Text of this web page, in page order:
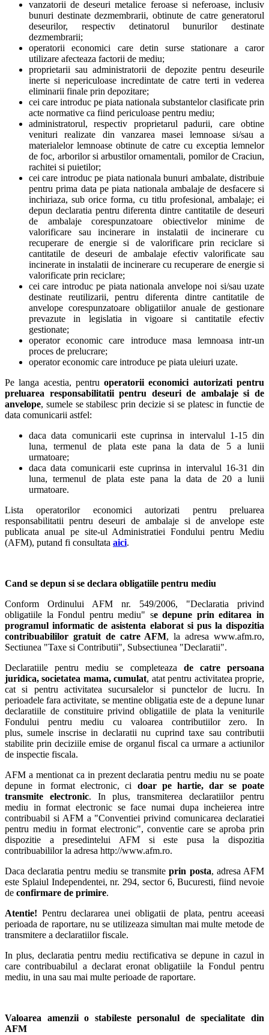
vanzatorii de deseuri metalice feroase si neferoase, inclusiv
bunuri destinate dezmembrarii, obtinute de catre generatorul
deseurilor, respectiv detinatorul bunurilor destinate
dezmembrarii;
operatorii economici care detin surse stationare a caror
utilizare afecteaza factorii de mediu;
proprietarii sau administratorii de depozite pentru deseurile
inerte si nepericuloase incredintate de catre terti in vederea
eliminarii finale prin depozitare;
cei care introduc pe piata nationala substantelor clasificate prin
acte normative ca fiind periculoase pentru mediu;
administratorul, respectiv proprietarul padurii, care obtine
venituri realizate din vanzarea masei lemnoase si/sau a
materialelor lemnoase obtinute de catre cu exceptia lemnelor
de foc, arborilor si arbustilor ornamentali, pomilor de Craciun,
rachitei si puietilor;
cei care introduc pe piata nationala bunuri ambalate, distribuie
pentru prima data pe piata nationala ambalaje de desfacere si
inchiriaza, sub orice forma, cu titlu profesional, ambalaje; ei
depun declaratia pentru diferenta dintre cantitatile de deseuri
de ambalaje corespunzatoare obiectivelor minime de
valorificare sau incinerare in instalatii de incinerare cu
recuperare de energie si de valorificare prin reciclare si
cantitatile de deseuri de ambalaje efectiv valorificate sau
incinerate in instalatii de incinerare cu recuperare de energie si
valorificate prin reciclare;
cei care introduc pe piata nationala anvelope noi si/sau uzate
destinate reutilizarii, pentru diferenta dintre cantitatile de
anvelope corespunzatoare obligatiilor anuale de gestionare
prevazute in legislatia in vigoare si cantitatile efectiv
gestionate;
operator economic care introduce masa lemnoasa intr-un
proces de prelucrare;
operator economic care introduce pe piata uleiuri uzate.
Pe langa acestia, pentruoperatorii economici autorizati pentru
preluarea responsabilitatii pentru deseuri de ambalaje si de
anvelope, sumele se stabilesc prin decizie si se platesc in functie de
data comunicarii astfel:
daca data comunicarii este cuprinsa in intervalul 1-15 din
luna, termenul de plata este pana la data de 5 a lunii
urmatoare;
daca data comunicarii este cuprinsa in intervalul 16-31 din
luna, termenul de plata este pana la data de 20 a lunii
urmatoare.
Lista operatorilor economici autorizati pentru preluarea
responsabilitatii pentru deseuri de ambalaje si de anvelope este
publicata anual pe site-ul Administratiei Fondului pentru Mediu
(AFM), putand fi consultata aici.
Cand se depun si se declara obligatiile pentru mediu
Conform Ordinului AFM nr. 549/2006, "Declaratia privind
obligatiile la Fondul pentru mediu" se depune prin editarea in
programul informatic de asistenta elaborat si pus la dispozitia
contribuabililor gratuit de catre AFM, la adresa www.afm.ro,
Sectiunea "Taxe si Contributii", Subsectiunea "Declaratii".
Declaratiile pentru mediu se completeaza de catre persoana
juridica, societatea mama, cumulat, atat pentru activitatea proprie,
cat si pentru activitatea sucursalelor si punctelor de lucru. In
perioadele fara activitate, se mentine obligatia este de a depune lunar
declaratiile de constituire privind obligatiile de plata la veniturile
Fondului pentru mediu cu valoarea contributiilor zero. In
plus, sumele inscrise in declaratii nu cuprind taxe sau contributii
stabilite prin deciziile emise de organul fiscal ca urmare a actiunilor
de inspectie fiscala.
AFM a mentionat ca in prezent declaratia pentru mediu nu se poate
depune in format electronic, ci doar pe hartie, dar se poate
transmite electronic. In plus, transmiterea declaratiilor pentru
mediu in format electronic se face numai dupa incheierea intre
contribuabil si AFM a "Conventiei privind comunicarea declaratiei
pentru mediu in format electronic", conventie care se aproba prin
dispozitie a presedintelui AFM si este pusa la dispozitia
contribuabililor la adresa http://www.afm.ro.
Daca declaratia pentru mediu se transmiteprin posta, adresa AFM
este Splaiul Independentei, nr. 294, sector 6, Bucuresti, fiind nevoie
de confirmare de primire.
Atentie! Pentru declararea unei obligatii de plata, pentru aceeasi
perioada de raportare, nu se utilizeaza simultan mai multe metode de
transmitere a declaratiilor fiscale.
In plus, declaratia pentru mediu rectificativa se depune in cazul in
care contribuabilul a declarat eronat obligatiile la Fondul pentru
mediu, in una sau mai multe perioade de raportare.
Valoarea amenzii o stabileste personalul de specialitate din
AFM